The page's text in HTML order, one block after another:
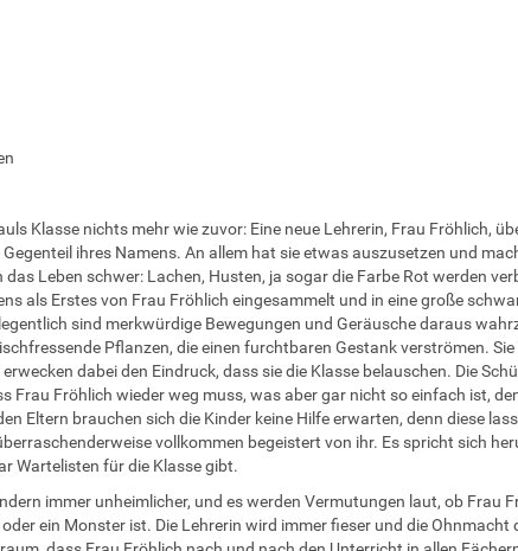
Klasse nichts mehr wie zuvor: Eine neue Lehrerin, Frau Fröhlich,
ihres Namens. An allem hat sie etwas auszusetzen und
das Leben schwer: Lachen, Husten, ja sogar die Farbe Rot werden
als Erstes von Frau Fröhlich eingesammelt und in eine große
sind merkwürdige Bewegungen und Geräusche daraus
Pflanzen, die einen furchtbaren Gestank verströmen.
dabei den Eindruck, dass sie die Klasse belauschen. Die
Frau Fröhlich wieder weg muss, was aber gar nicht so einfach ist,
Eltern brauchen sich die Kinder keine Hilfe erwarten, denn diese
vollkommen begeistert von ihr. Es spricht sich
Wartelisten für die Klasse gibt.
immer unheimlicher, und es werden Vermutungen laut, ob Frau
ein Monster ist. Die Lehrerin wird immer fieser und die